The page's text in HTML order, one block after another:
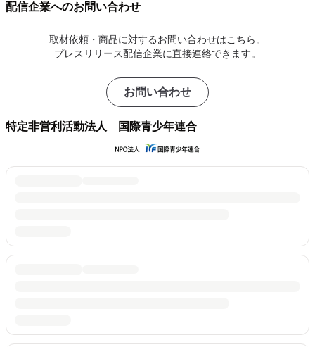
配信企業へのお問い合わせ
取材依頼・商品に対するお問い合わせはこちら。
プレスリリース配信企業に直接連絡できます。
お問い合わせ
特定非営利活動法人 国際青少年連合